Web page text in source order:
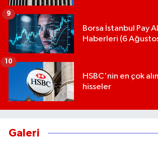
Borsa İstanbul Pay
Haberleri (6
9
HSBC'nin en çok
hisseler
10
Galeri